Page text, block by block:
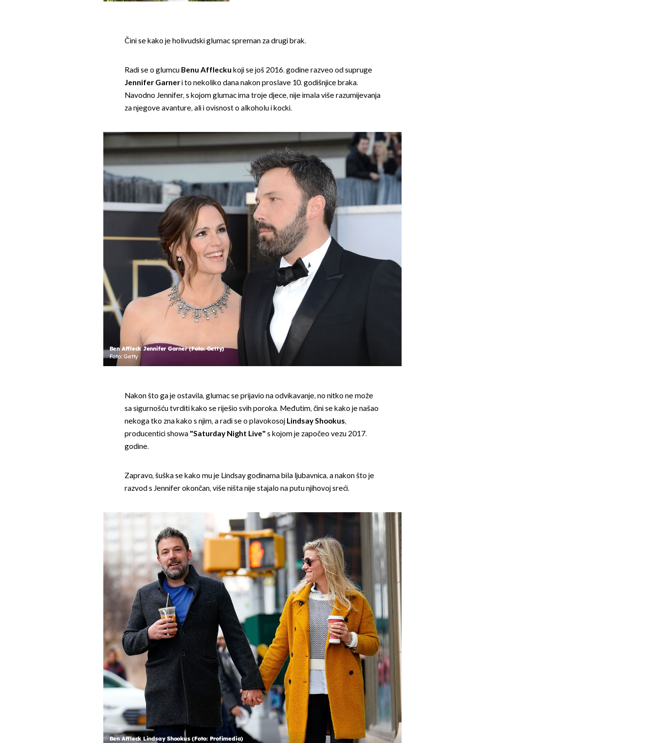
Čini se kako je holivudski glumac spreman za drugi brak.
Radi se o glumcu Benu Afflecku koji se još 2016. godine razveo od supruge
Jennifer Garneri to nekoliko dana nakon proslave 10. godišnjice braka.
Navodno Jennifer, s kojom glumac ima troje djece, nije imala više razumijevanja
za njegove avanture, ali i ovisnost o alkoholu i kocki.
Ben Affleck Jennifer Garner (Foto: Getty)
Foto: Getty
Nakon što ga je ostavila, glumac se prijavio na odvikavanje, no nitko ne može
sa sigurnošću tvrditi kako se riješio svih poroka. Međutim, čini se kako je našao
nekoga tko zna kako s njim, a radi se o plavokosoj Lindsay Shookus,
producentici showa "Saturday Night Live" s kojom je započeo vezu 2017.
godine.
Zapravo, šuška se kako mu je Lindsay godinama bila ljubavnica, a nakon što je
razvod s Jennifer okončan, više ništa nije stajalo na putu njihovoj sreći.
Ben Affleck Lindsay Shookus (Foto: Profimedia)
OMOGUĆI OBAVIJESTI